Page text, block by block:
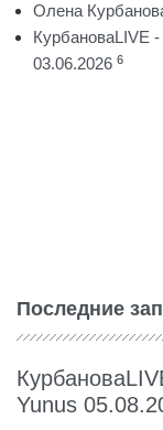
Олена
КурбановаLIVE
03.06.2026 6
Последние
Yunus